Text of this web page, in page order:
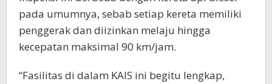
pada umumnya, sebab setiap kereta memiliki
penggerak dan diizinkan melaju hingga
kecepatan maksimal 90 km/jam.
“Fasilitas di dalam KAIS ini begitu lengkap,